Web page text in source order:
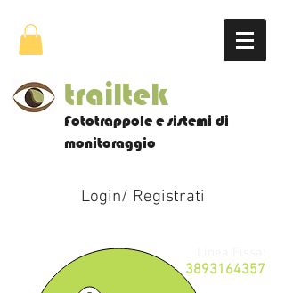
trailtek
Fototrappole e sistemi di
monitoraggio
Login/ Registrati
3893164357